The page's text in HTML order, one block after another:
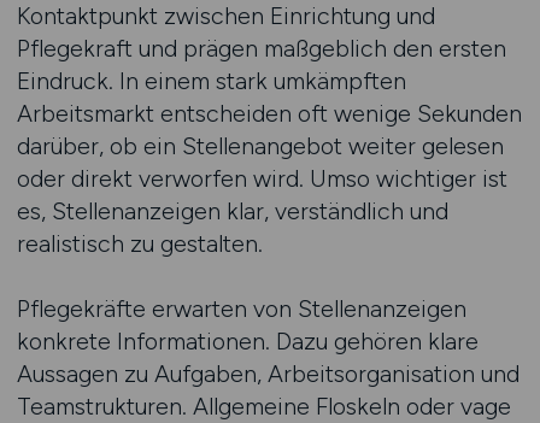
Kontaktpunkt zwischen Einrichtung und
Pflegekraft und prägen maßgeblich den ersten
Eindruck. In einem stark umkämpften
Arbeitsmarkt entscheiden oft wenige Sekunden
darüber, ob ein Stellenangebot weiter gelesen
oder direkt verworfen wird. Umso wichtiger ist
es, Stellenanzeigen klar, verständlich und
realistisch zu gestalten.
Pflegekräfte erwarten von Stellenanzeigen
konkrete Informationen. Dazu gehören klare
Aussagen zu Aufgaben, Arbeitsorganisation und
Teamstrukturen. Allgemeine Floskeln oder vage